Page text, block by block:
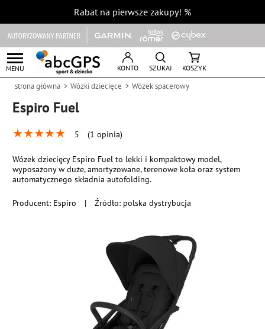
Rabat na pierwsze zakupy! %
MENU KONTO SZUKAJ KOSZYK
strona główna Wózki dziecięce Wózek spacerowy
Espiro Fuel
★★★★★ 5 (1 opinia)
Producent: Espiro | Źródło: polska dystrybucja
Wózek dziecięcy Espiro Fuel to lekki i kompaktowy model,
wyposażony w duże, amortyzowane, terenowe koła oraz system
automatycznego składnia autofolding.